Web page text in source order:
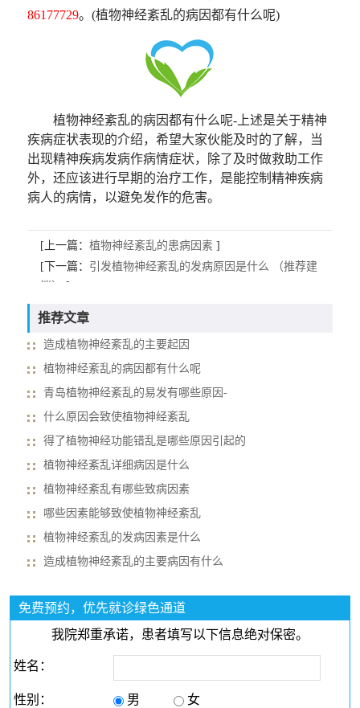
86177729。(植物神经紊乱的病因都有什么呢)
植物神经紊乱的病因都有什么呢-上述是关于精神
疾病症状表现的介绍，希望大家伙能及时的了解，当
出现精神疾病发病作病情症状，除了及时做救助工作
外，还应该进行早期的治疗工作，是能控制精神疾病
病人的病情，以避免发作的危害。
[上一篇： 植物神经紊乱的患病因素]
[下一篇： 引发植物神经紊乱的发病原因是什么 （推荐建
议）
]
推荐文章
造成植物神经紊乱的主要起因
植物神经紊乱的病因都有什么呢
青岛植物神经紊乱的易发有哪些原因-
什么原因会致使植物神经紊乱
得了植物神经功能错乱是哪些原因引起的
植物神经紊乱详细病因是什么
植物神经紊乱有哪些致病因素
哪些因素能够致使植物神经紊乱
植物神经紊乱的发病因素是什么
造成植物神经紊乱的主要病因有什么
免费预约，优先就诊绿色通道
我院郑重承诺，患者填写以下信息绝对保密。
姓名：
性别： 男
女